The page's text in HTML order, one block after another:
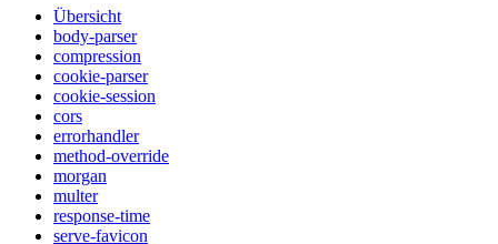
Übersicht
body-parser
compression
cookie-parser
cookie-session
cors
errorhandler
method-override
morgan
multer
response-time
serve-favicon